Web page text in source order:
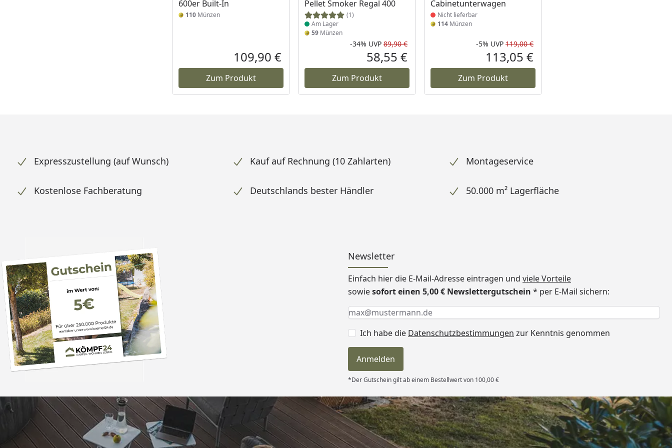
600er Built-In
110 Münzen
Aktueller Preis
109,90 €
Zum Produkt
Pellet Smoker Regal 400
(1)
Am Lager
59 Münzen
Rabatt in Prozent
-34%
Ursprünglicher Preis
UVP 89,90 €
Aktueller Preis
58,55 €
Zum Produkt
Cabinetunterwagen
Nicht lieferbar
114 Münzen
Rabatt in Prozent
-5%
Ursprünglicher Preis
UVP 119,00 €
Aktueller Preis
113,05 €
Zum Produkt
Expresszustellung (auf Wunsch) Kauf auf Rechnung (10 Zahlarten) Montageservice
Kostenlose Fachberatung Deutschlands bester Händler 50.000 m² Lagerfläche
Newsletter
Einfach hier die E-Mail-Adresse eintragen und viele Vorteile
sowiesofort einen 5,00 € Newslettergutschein * per E-Mail sichern:
Keine Eingabe erforderlich
Eingabe erforderlich
E-Mail *
Ich habe die Datenschutzbestimmungen zur Kenntnis genommen
Anmelden
*Der Gutschein gilt ab einem Bestellwert von 100,00 €
Trusted Shops Versand